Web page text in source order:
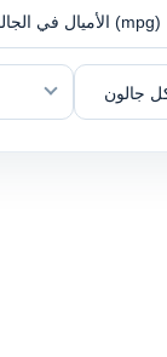
الأميال في الجالون (mpg)
جالون